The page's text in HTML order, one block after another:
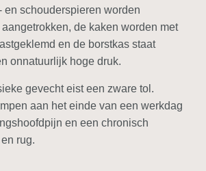
en schouderspieren worden
de kaken worden met
en de borstkas staat
onnatuurlijk hoge druk.
gevecht eist een zware tol.
aan het einde van een werkdag
en een chronisch
rug.